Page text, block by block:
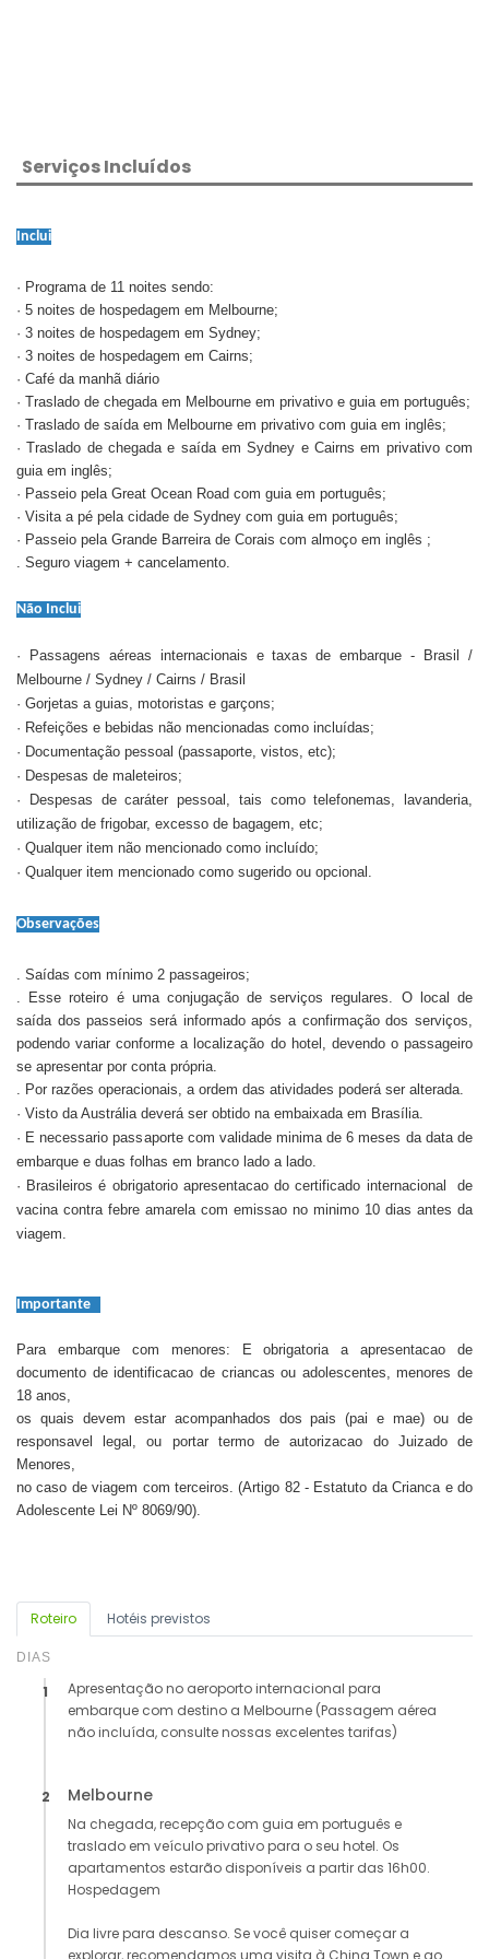
Roteiro Hotéis previstos
DIAS
1
Apresentação no aeroporto internacional para
embarque com destino a Melbourne (Passagem aérea
não incluída, consulte nossas excelentes tarifas)
2 Melbourne
Na chegada, recepção com guia em português e
traslado em veículo privativo para o seu hotel. Os
apartamentos estarão disponíveis a partir das 16h00.
Hospedagem
Dia livre para descanso. Se você quiser começar a
Serviços Incluídos
Inclui
· Programa de 11 noites sendo:
· 5 noites de hospedagem em Melbourne;
· 3 noites de hospedagem em Sydney;
· 3 noites de hospedagem em Cairns;
· Café da manhã diário
· Traslado de chegada em Melbourne em privativo e guia em português;
· Traslado de saída em Melbourne em privativo com guia em inglês;
· Traslado de chegada e saída em Sydney e Cairns em privativo com
guia em inglês;
· Passeio pela Great Ocean Road com guia em português;
· Visita a pé pela cidade de Sydney com guia em português;
· Passeio pela Grande Barreira de Corais com almoço em inglês ;
. Seguro viagem + cancelamento.
Não Inclui
· Passagens aéreas internacionais e taxas de embarque - Brasil /
Melbourne / Sydney / Cairns / Brasil
· Gorjetas a guias, motoristas e garçons;
· Refeições e bebidas não mencionadas como incluídas;
· Documentação pessoal (passaporte, vistos, etc);
· Despesas de maleteiros;
· Despesas de caráter pessoal, tais como telefonemas, lavanderia,
utilização de frigobar, excesso de bagagem, etc;
· Qualquer item não mencionado como incluído;
· Qualquer item mencionado como sugerido ou opcional.
Observações
. Saídas com mínimo 2 passageiros;
. Esse roteiro é uma conjugação de serviços regulares. O local de
saída dos passeios será informado após a confirmação dos serviços,
podendo variar conforme a localização do hotel, devendo o passageiro
se apresentar por conta própria.
. Por razões operacionais, a ordem das atividades poderá ser alterada.
· Visto da Austrália deverá ser obtido na embaixada em Brasília.
· E necessario passaporte com validade minima de 6 meses da data de
embarque e duas folhas em branco lado a lado.
· Brasileiros é obrigatorio apresentacao do certificado internacional de
vacina contra febre amarela com emissao no minimo 10 dias antes da
viagem.
Importante
Para embarque com menores: E obrigatoria a apresentacao de
documento de identificacao de criancas ou adolescentes, menores de
18 anos,
os quais devem estar acompanhados dos pais (pai e mae) ou de
responsavel legal, ou portar termo de autorizacao do Juizado de
Menores,
no caso de viagem com terceiros. (Artigo 82 - Estatuto da Crianca e do
Adolescente Lei Nº 8069/90).